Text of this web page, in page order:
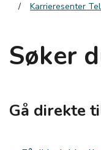
Karrieresenter
Søker
Gå direkte